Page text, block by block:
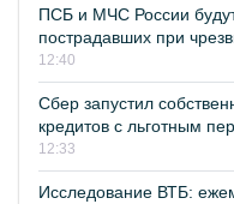
ПСБ и МЧС России
пострадавших при
12:40
Сбер запустил
кредитов с льготным
12:33
Исследование ВТБ: